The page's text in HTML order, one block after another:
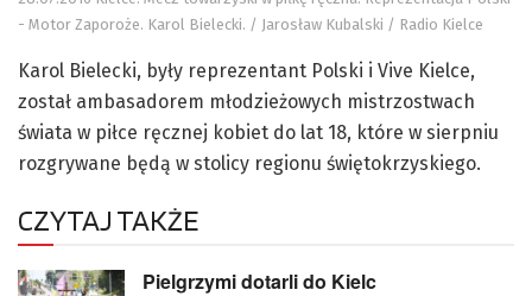
- Motor Zaporoże. Karol Bielecki. / Jarosław Kubalski / Radio Kielce
Karol Bielecki, były reprezentant Polski i Vive Kielce,
został ambasadorem młodzieżowych mistrzostwach
świata w piłce ręcznej kobiet do lat 18, które w sierpniu
rozgrywane będą w stolicy regionu świętokrzyskiego.
CZYTAJ TAKŻE
Pielgrzymi dotarli do Kielc